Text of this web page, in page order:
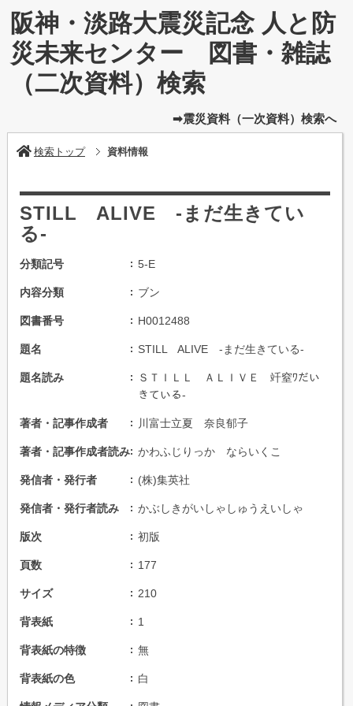
阪神・淡路大震災記念 人と防
災未来センター 図書・雑誌
（二次資料）検索
➡震災資料（一次資料）検索へ
検索トップ 資料情報
STILL ALIVE -まだ生きてい
る-
分類記号 5-E
内容分類 ブン
図書番号 H0012488
題名 STILL ALIVE -まだ生きている-
題名読み
ＳＴＩＬＬ ＡＬＩＶＥ 竏窒ﾜだい
きている-
著者・記事作成者 川富士立夏 奈良郁子
著者・記事作成者読み かわふじりっか ならいくこ
発信者・発行者 (株)集英社
発信者・発行者読み かぶしきがいしゃしゅうえいしゃ
版次 初版
頁数 177
サイズ 210
背表紙 1
背表紙の特徴 無
背表紙の色 白